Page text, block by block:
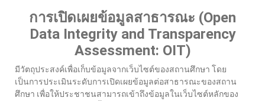
การเปิดเผยข้อมูลสาธารณะ (Open
Data Integrity and Transparency
Assessment: OIT)
มีวัตถุประสงค์เพื่อเก็บข้อมูลจากเว็บไซต์ของสถานศึกษา โดย
เป็นการประเมินระดับการเปิดเผยข้อมูลต่อสาธารณะของสถาน
ศึกษา เพื่อให้ประชาชนสามารถเข้าถึงข้อมูลในเว็บไซต์หลักของ